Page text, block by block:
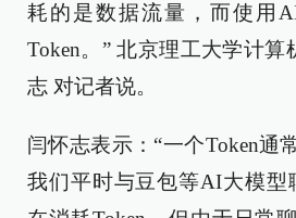
耗的是数据流量，而使用
Token。” 北京理工大学计
志 对记者说。
闫怀志表示：“一个Token通
我们平时与豆包等AI大模型